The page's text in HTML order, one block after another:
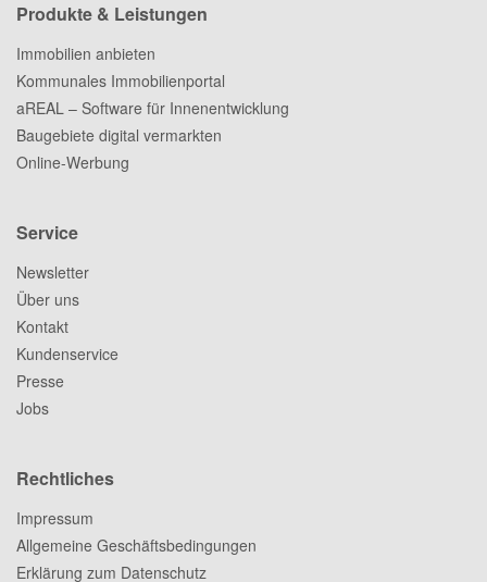
Produkte & Leistungen
Immobilien anbieten
Kommunales Immobilienportal
aREAL – Software für Innenentwicklung
Baugebiete digital vermarkten
Online-Werbung
Service
Newsletter
Über uns
Kontakt
Kundenservice
Presse
Jobs
Rechtliches
Impressum
Allgemeine Geschäftsbedingungen
Erklärung zum Datenschutz